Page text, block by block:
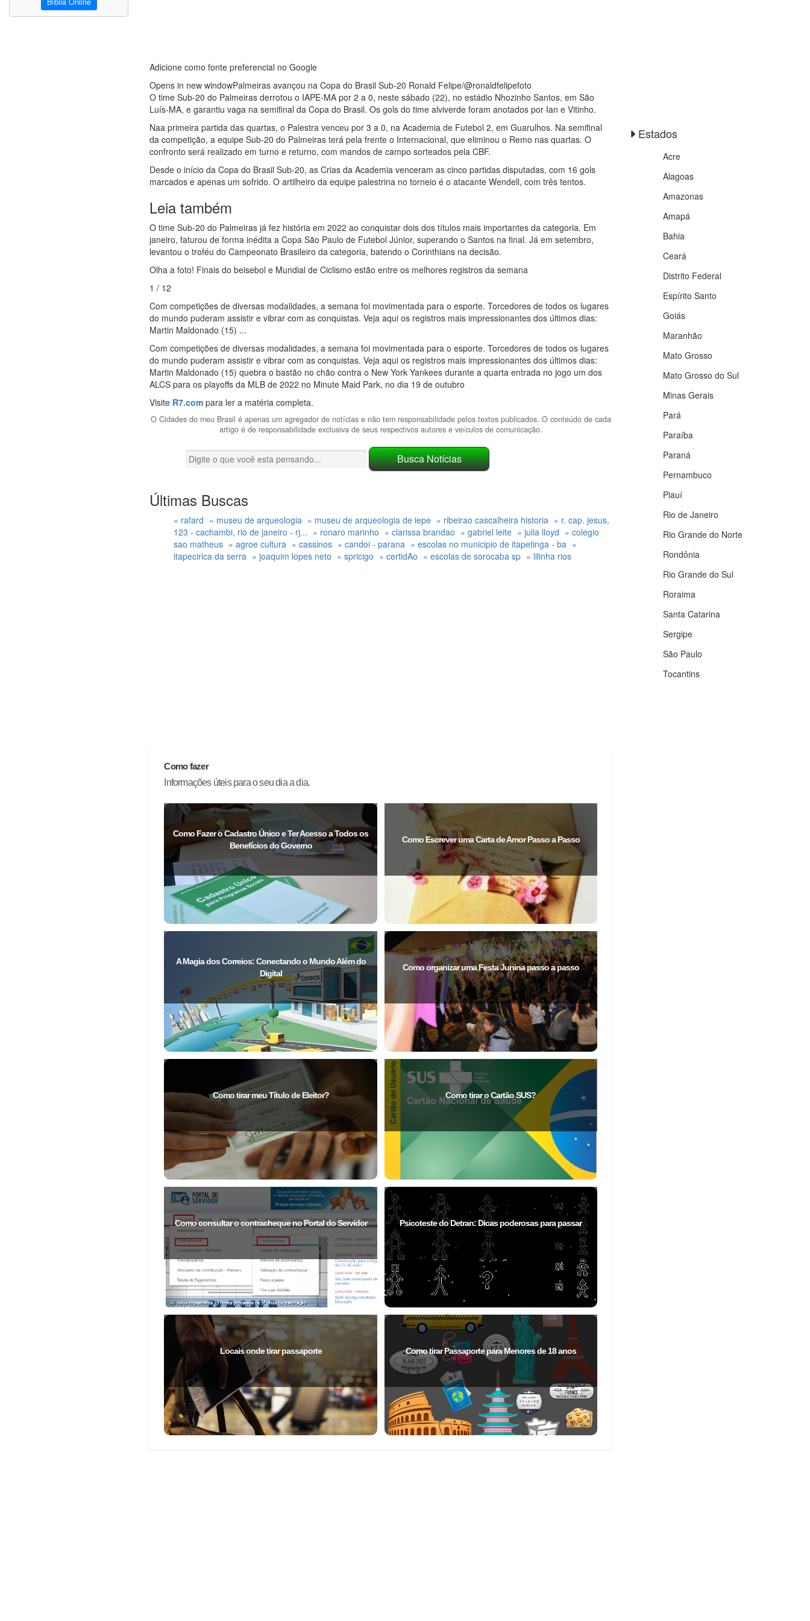
Adicione como fonte preferencial no Google
Opens in new windowPalmeiras avançou na Copa do Brasil Sub-20 Ronald Felipe/@ronaldfelipefoto
O time Sub-20 do Palmeiras derrotou o IAPE-MA por 2 a 0, neste sábado (22), no estádio Nhozinho Santos, em São
Luís-MA, e garantiu vaga na semifinal da Copa do Brasil. Os gols do time alviverde foram anotados por Ian e Vitinho.
Naa primeira partida das quartas, o Palestra venceu por 3 a 0, na Academia de Futebol 2, em Guarulhos. Na semifinal
da competição, a equipe Sub-20 do Palmeiras terá pela frente o Internacional, que eliminou o Remo nas quartas. O
confronto será realizado em turno e returno, com mandos de campo sorteados pela CBF.
Desde o início da Copa do Brasil Sub-20, as Crias da Academia venceram as cinco partidas disputadas, com 16 gols
marcados e apenas um sofrido. O artilheiro da equipe palestrina no torneio é o atacante Wendell, com três tentos.
Leia também
O time Sub-20 do Palmeiras já fez história em 2022 ao conquistar dois dos títulos mais importantes da categoria. Em
janeiro, faturou de forma inédita a Copa São Paulo de Futebol Júnior, superando o Santos na final. Já em setembro,
levantou o troféu do Campeonato Brasileiro da categoria, batendo o Corinthians na decisão.
Olha a foto! Finais do beisebol e Mundial de Ciclismo estão entre os melhores registros da semana
1 / 12
Com competições de diversas modalidades, a semana foi movimentada para o esporte. Torcedores de todos os lugares
do mundo puderam assistir e vibrar com as conquistas. Veja aqui os registros mais impressionantes dos últimos dias:
Martin Maldonado (15) ...
Com competições de diversas modalidades, a semana foi movimentada para o esporte. Torcedores de todos os lugares
do mundo puderam assistir e vibrar com as conquistas. Veja aqui os registros mais impressionantes dos últimos dias:
Martin Maldonado (15) quebra o bastão no chão contra o New York Yankees durante a quarta entrada no jogo um dos
ALCS para os playoffs da MLB de 2022 no Minute Maid Park, no dia 19 de outubro
Visite R7.com para ler a matéria completa.
O Cidades do meu Brasil é apenas um agregador de notícias e não tem responsabilidade pelos textos publicados. O conteúdo de cada
artigo é de responsabilidade exclusiva de seus respectivos autores e veículos de comunicação.
Últimas Buscas
» rafard » museu de arqueologia » museu de arqueologia de iepe » ribeirao cascalheira historia » r. cap. jesus,
123 - cachambi, rio de janeiro - rj... » ronaro marinho » clarissa brandao » gabriel leite » julia lloyd » colegio
sao matheus » agroe cultura » cassinos » candoi - parana » escolas no municipio de itapetinga - ba »
itapecirica da serra » joaquim lopes neto » spricigo » certidAo » escolas de sorocaba sp » lilinha rios
Como fazer
Informações úteis para o seu dia a dia.
Como Fazer o Cadastro Único e Ter Acesso a Todos os
Benefícios do Governo
Como Escrever uma Carta de Amor Passo a Passo
A Magia dos Correios: Conectando o Mundo Além do
Digital
Como organizar uma Festa Junina passo a passo
Como tirar meu Título de Eleitor? Como tirar o Cartão SUS?
Como consultar o contracheque no Portal do Servidor Psicoteste do Detran: Dicas poderosas para passar
Locais onde tirar passaporte Como tirar Passaporte para Menores de 18 anos
Estados
Acre
Alagoas
Amazonas
Amapá
Bahia
Ceará
Distrito Federal
Espírito Santo
Goiás
Maranhão
Mato Grosso
Mato Grosso do Sul
Minas Gerais
Pará
Paraíba
Paraná
Pernambuco
Piauí
Rio de Janeiro
Rio Grande do Norte
Rondônia
Rio Grande do Sul
Roraima
Santa Catarina
Sergipe
São Paulo
Tocantins